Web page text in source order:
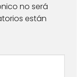
no será
están